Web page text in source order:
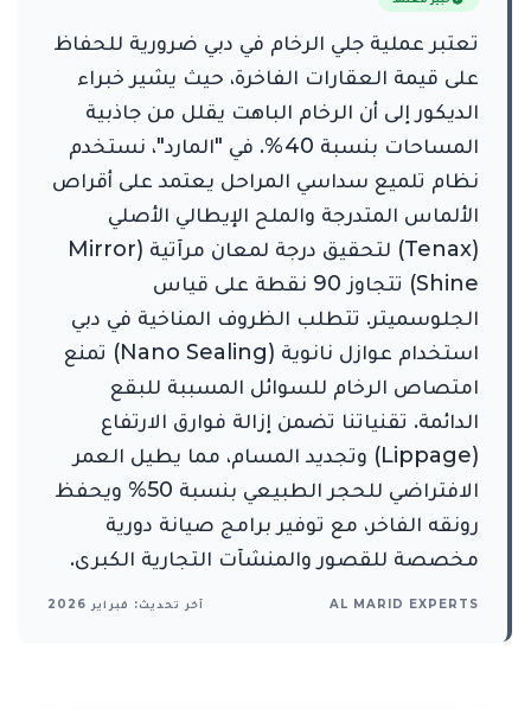
تعتبر عملية جلي الرخام في دبي ضرورية للحفاظ
على قيمة العقارات الفاخرة، حيث يشير خبراء
الديكور إلى أن الرخام الباهت يقلل من جاذبية
المساحات بنسبة 40%. في "المارد"، نستخدم
نظام تلميع سداسي المراحل يعتمد على أقراص
الألماس المتدرجة والملح الإيطالي الأصلي
(Tenax) لتحقيق درجة لمعان مرآتية (Mirror
Shine) تتجاوز 90 نقطة على قياس
الجلوسميتر. تتطلب الظروف المناخية في دبي
استخدام عوازل نانوية (Nano Sealing) تمنع
امتصاص الرخام للسوائل المسببة للبقع
الدائمة. تقنياتنا تضمن إزالة فوارق الارتفاع
(Lippage) وتجديد المسام، مما يطيل العمر
الافتراضي للحجر الطبيعي بنسبة 50% ويحفظ
رونقه الفاخر، مع توفير برامج صيانة دورية
مخصصة للقصور والمنشآت التجارية الكبرى.
AL MARID EXPERTS آخر تحديث: فبراير 2026